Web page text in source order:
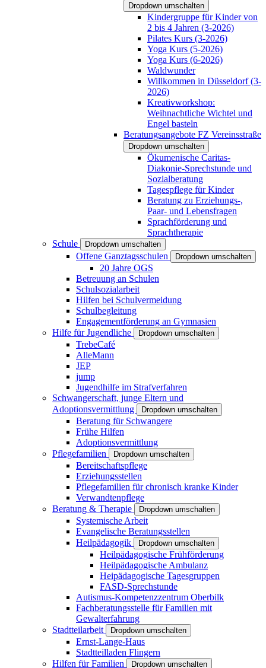
Dropdown umschalten
Kindergruppe für Kinder von
2 bis 4 Jahren (3-2026)
Pilates Kurs (3-2026)
Yoga Kurs (5-2026)
Yoga Kurs (6-2026)
Waldwunder
Willkommen in Düsseldorf (3-
2026)
Kreativworkshop:
Weihnachtliche Wichtel und
Engel basteln
Beratungsangebote FZ Vereinsstraße
Dropdown umschalten
Ökumenische Caritas-
Diakonie-Sprechstunde und
Sozialberatung
Tagespflege für Kinder
Beratung zu Erziehungs-,
Paar- und Lebensfragen
Sprachförderung und
Sprachtherapie
Schule
Dropdown umschalten
Offene Ganztagsschulen Dropdown umschalten
20 Jahre OGS
Betreuung an Schulen
Schulsozialarbeit
Hilfen bei Schulvermeidung
Schulbegleitung
Engagementförderung an Gymnasien
Hilfe für Jugendliche
Dropdown umschalten
TrebeCafé
AlleMann
JEP
jump
Jugendhilfe im Strafverfahren
Schwangerschaft, junge Eltern und
Adoptionsvermittlung
Dropdown umschalten
Beratung für Schwangere
Frühe Hilfen
Adoptionsvermittlung
Pflegefamilien
Dropdown umschalten
Bereitschaftspflege
Erziehungsstellen
Pflegefamilien für chronisch kranke Kinder
Verwandtenpflege
Beratung & Therapie
Dropdown umschalten
Systemische Arbeit
Evangelische Beratungsstellen
Heilpädagogik
Dropdown umschalten
Heilpädagogische Frühförderung
Heilpädagogische Ambulanz
Heipädagogische Tagesgruppen
FASD-Sprechstunde
Autismus-Kompetenzzentrum Oberbilk
Fachberatungsstelle für Familien mit
Gewalterfahrung
Stadtteilarbeit
Dropdown umschalten
Ernst-Lange-Haus
Stadtteilladen Flingern
Hilfen für Familien
Dropdown umschalten